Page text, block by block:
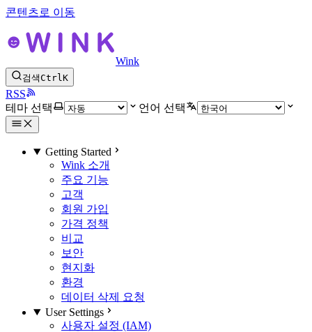
콘텐츠로 이동
Wink
검색CtrlK
RSS
테마 선택
언어 선택
Getting Started
Wink 소개
주요 기능
고객
회원 가입
가격 정책
비교
보안
현지화
환경
데이터 삭제 요청
User Settings
사용자 설정 (IAM)